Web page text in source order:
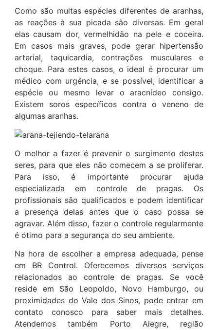
Como são muitas espécies diferentes de aranhas,
as reações à sua picada são diversas. Em geral
elas causam dor, vermelhidão na pele e coceira.
Em casos mais graves, pode gerar hipertensão
arterial, taquicardia, contrações musculares e
choque. Para estes casos, o ideal é procurar um
médico com urgência, e se possível, identificar a
espécie ou mesmo levar o aracnídeo consigo.
Existem soros específicos contra o veneno de
algumas aranhas.
O melhor a fazer é prevenir o surgimento destes
seres, para que eles não comecem a se proliferar.
Para isso, é importante procurar ajuda
especializada em controle de pragas. Os
profissionais são qualificados e podem identificar
a presença delas antes que o caso possa se
agravar. Além disso, fazer o controle regularmente
é ótimo para a segurança do seu ambiente.
Na hora de escolher a empresa adequada, pense
em BR Control. Oferecemos diversos serviços
relacionados ao controle de pragas. Se você
reside em São Leopoldo, Novo Hamburgo, ou
proximidades do Vale dos Sinos, pode entrar em
contato conosco para saber mais detalhes.
Atendemos também Porto Alegre, região